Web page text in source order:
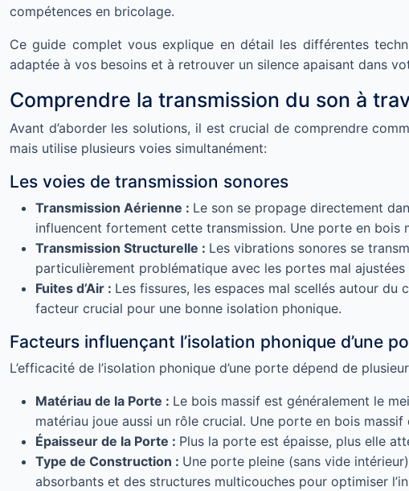
compétences en bricolage.
Ce guide complet vous explique en détail les différentes
adaptée à vos besoins et à retrouver un silence apaisant dans
Comprendre la transmission du son à
Avant d’aborder les solutions, il est crucial de comprendre
mais utilise plusieurs voies simultanément:
Les voies de transmission sonores
Transmission Aérienne : Le son se propage directement
influencent fortement cette transmission. Une porte en bois
Transmission Structurelle : Les vibrations sonores se
particulièrement problématique avec les portes mal
Fuites d’Air : Les fissures, les espaces mal scellés autour
facteur crucial pour une bonne isolation phonique.
Facteurs influençant l’isolation phonique d’une
L’efficacité de l’isolation phonique d’une porte dépend de
Matériau de la Porte : Le bois massif est généralement le
matériau joue aussi un rôle crucial. Une porte en bois
Épaisseur de la Porte : Plus la porte est épaisse, plus elle
Type de Construction : Une porte pleine (sans vide
absorbants et des structures multicouches pour optimiser